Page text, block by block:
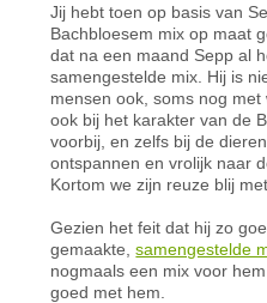
Jij hebt toen op basis van
Bachbloesem mix op maat
dat na een maand Sepp al
samengestelde mix. Hij is
mensen ook, soms nog
ook bij het karakter van de
voorbij, en zelfs bij de
ontspannen en vrolijk naar
Kortom we zijn reuze blij
Gezien het feit dat hij zo
gemaakte,samengestelde
nogmaals een mix voor
goed met hem.